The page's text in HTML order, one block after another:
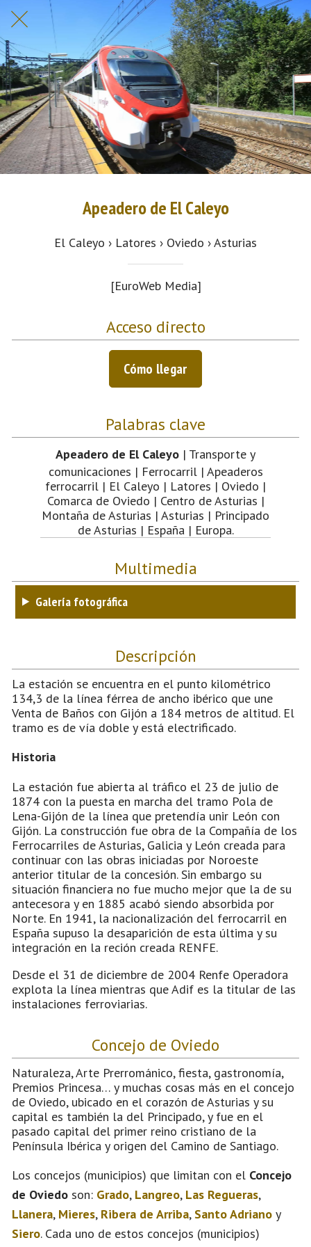
Apeadero de El Caleyo
El Caleyo › Latores › Oviedo › Asturias
[EuroWeb Media]
Acceso directo
Cómo llegar
Palabras clave
Apeadero de El Caleyo | Transporte y
comunicaciones | Ferrocarril | Apeaderos
ferrocarril | El Caleyo | Latores | Oviedo |
Comarca de Oviedo | Centro de Asturias |
Montaña de Asturias | Asturias | Principado
de Asturias | España | Europa.
Multimedia
Galería fotográfica
Descripción
La estación se encuentra en el punto kilométrico
134,3 de la línea férrea de ancho ibérico que une
Venta de Baños con Gijón a 184 metros de altitud. El
tramo es de vía doble y está electrificado.
Historia
La estación fue abierta al tráfico el 23 de julio de
1874 con la puesta en marcha del tramo Pola de
Lena-Gijón de la línea que pretendía unir León con
Gijón. La construcción fue obra de la Compañía de los
Ferrocarriles de Asturias, Galicia y León creada para
continuar con las obras iniciadas por Noroeste
anterior titular de la concesión. Sin embargo su
situación financiera no fue mucho mejor que la de su
antecesora y en 1885 acabó siendo absorbida por
Norte. En 1941, la nacionalización del ferrocarril en
España supuso la desaparición de esta última y su
integración en la reción creada RENFE.
Desde el 31 de diciembre de 2004 Renfe Operadora
explota la línea mientras que Adif es la titular de las
instalaciones ferroviarias.
Concejo de Oviedo
Naturaleza, Arte Prerrománico, fiesta, gastronomía,
Premios Princesa… y muchas cosas más en el concejo
de Oviedo, ubicado en el corazón de Asturias y su
capital es también la del Principado, y fue en el
pasado capital del primer reino cristiano de la
Península Ibérica y origen del Camino de Santiago.
Los concejos (municipios) que limitan con el Concejo
de Oviedo son: Grado, Langreo, Las Regueras,
Llanera, Mieres, Ribera de Arriba, Santo Adriano y
Siero. Cada uno de estos concejos (municipios)